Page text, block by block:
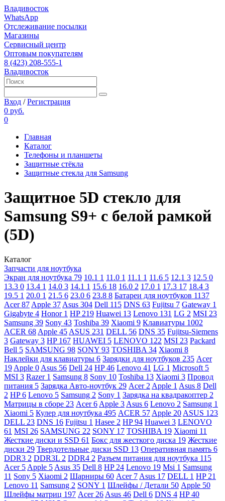
Владивосток
WhatsApp
Отслеживание посылки
Магазины
Сервисный центр
Оптовым покупателям
8 (423) 208-555-1
Владивосток
Вход /Регистрация
0 руб.
0
Главная
Каталог
Телефоны и планшеты
Защитные стёкла
Защитные стекла для Samsung
Защитное 5D стекло для
Samsung S9+ с белой рамкой
(5D)
Каталог
Запчасти для ноутбука
Экран для ноутбука 79 10.1 1 11.0 1 11.1 1 11.6 5 12.1 3 12.5 0
13.3 0 13.4 1 14.0 3 14.1 1 15.6 18 16.0 2 17.0 1 17.3 17 18.4 3
19.5 1 20.0 1 21.5 6 23.0 6 23.8 8 Батареи для ноутбуков 1137
Acer87 Apple 37 Asus 304 Dell 115 DNS 63 Fujitsu 7 Gateway 1
Gigabyte 4 Honor 1 HP 219 Huawei 13 Lenovo 131 LG 2 MSI 23
Samsung 39 Sony 43 Toshiba 39 Xiaomi 9 Клавиатуры 1002
ACER 68 Apple 45 ASUS 231 DELL 56 DNS 35 Fujitsu-Siemens
3 Gateway 3 HP 167 HUAWEI 5 LENOVO 122 MSI 23 Packard
Bell 5 SAMSUNG 98 SONY 93 TOSHIBA 34 Xiaomi 8
Наклейки для клавиатуры 6 Зарядки для ноутбуков 235 Acer
19 Apple 0 Asus 56 Dell 24 HP46 Lenovo 41 LG 1 Microsoft 5
MSI 3 Razer 1 Samsung 8 Sony 10 Toshiba 13 Xiaomi 3 Провод
питания 5 Зарядка Авто-ноутбук 29 Acer 2 Apple 1 Asus 8 Dell
2 HP6 Lenovo 5 Samsung 2 Sony 1 Зарядка на квадракоптер 2
Матрицы в сборе 23 Acer6 Apple 3 Asus 6 Lenovo 2 Samsung 1
Xiaomi 5 Кулер для ноутбука 495 ACER 57 Apple 20 ASUS 123
DELL 23 DNS 16 Fujitsu 1 Hasee 2 HP94 Huawei 3 LENOVO
61 MSI 26 SAMSUNG 22 SONY 17 TOSHIBA 19 Xiaomi 11
Жесткие диски и SSD 61 Бокс для жесткого диска 19 Жесткие
диски 29 Твердотельные диски SSD 13 Оперативная память 6
DDR3 2 DDR3L 2 DDR4 2 Разъем питания для ноутбука 115
Acer 5 Apple 5 Asus 35 Dell 8 HP 24 Lenovo 19 Msi 1 Samsung
11 Sony 5 Xiaomi 2 Шарниры 60 Acer 7 Asus 17 DELL 1 HP 21
Lenovo 11 Samsung 2 SONY 1 Шлейфы / Детали 50 Apple 50
Шлейфы матриц 197 Acer 26 Asus 46 Dell 6 DNS 4 HP40